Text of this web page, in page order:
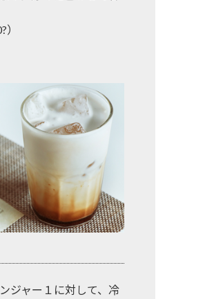
ジャー１に対して、冷